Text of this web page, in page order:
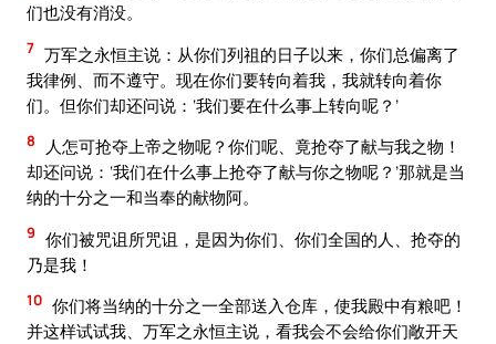
们也没有消没。
7 万军之永恒主说：从你们列祖的日子以来，你们总偏离了
我律例、而不遵守。现在你们要转向着我，我就转向着你
们。但你们却还问说：‘我们要在什么事上转向呢？’
8
人怎可抢夺上帝之物呢？你们呢、竟抢夺了献与我之物！
却还问说：‘我们在什么事上抢夺了献与你之物呢？’那就是当
纳的十分之一和当奉的献物阿。
9 你们被咒诅所咒诅，是因为你们、你们全国的人、抢夺的
乃是我！
10 你们将当纳的十分之一全部送入仓库，使我殿中有粮吧！
并这样试试我、万军之永恒主说，看我会不会给你们敞开天